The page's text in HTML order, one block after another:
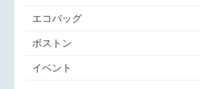
エコバッグ
ボストン
イベント